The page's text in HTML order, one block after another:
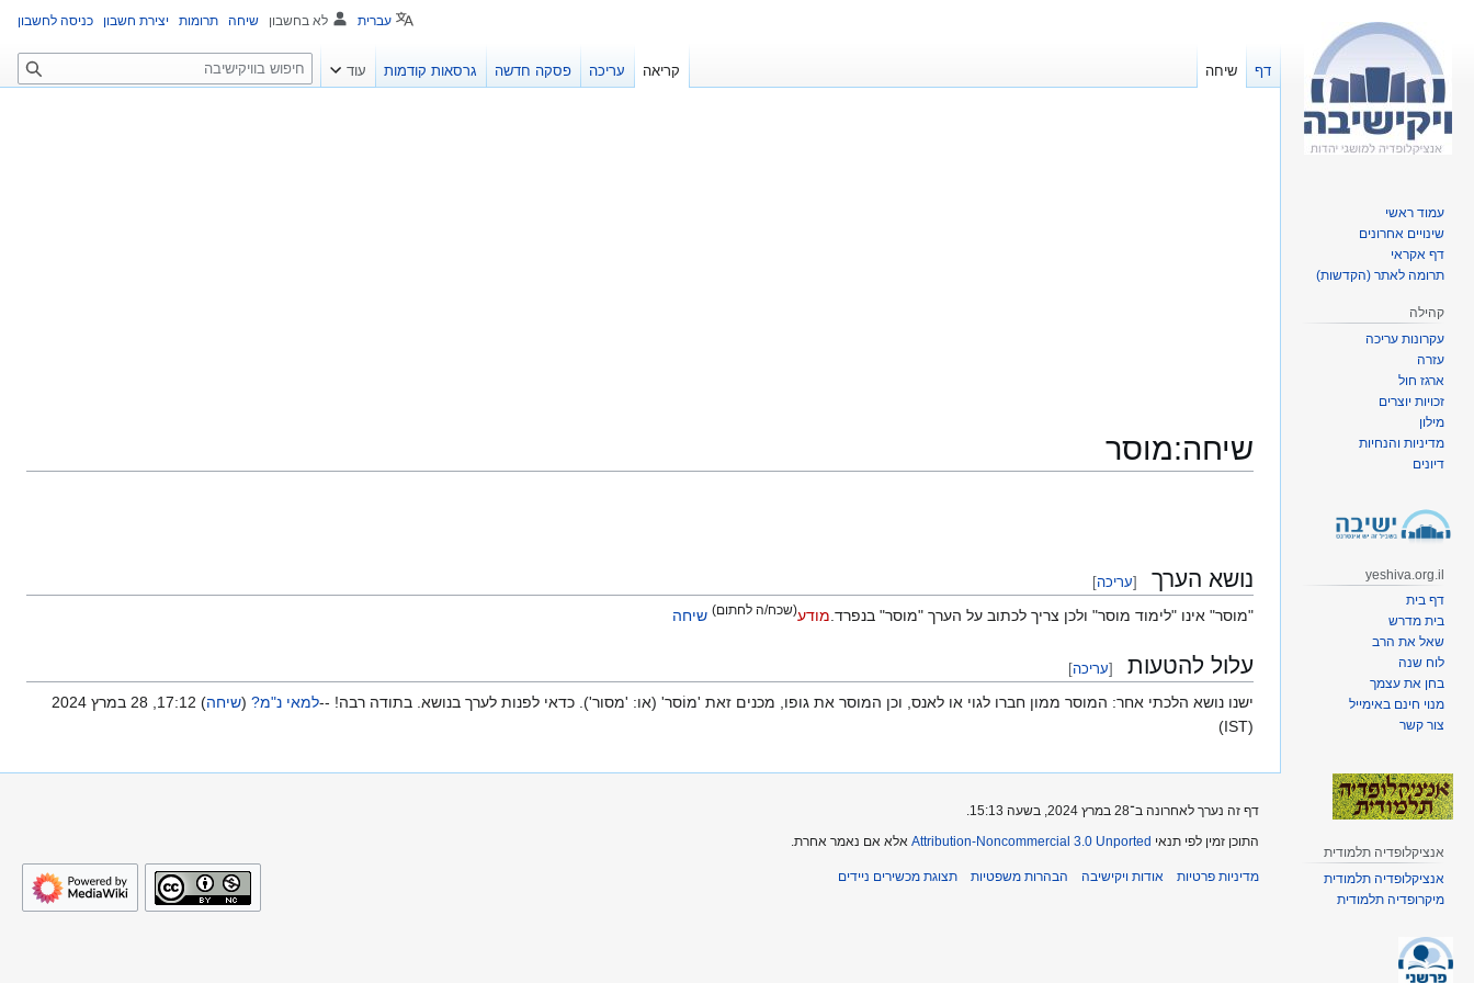
שיחה:מוסר
נושא הערך [עריכה]
"מוסר" אינו "לימוד מוסר" ולכן צריך לכתוב על הערך "מוסר" בנפרד.מודע(שכח/ה לחתום) שיחה
עלול להטעות [עריכה]
ישנו נושא הלכתי אחר: המוסר ממון חברו לגוי או לאנס, וכן המוסר את גופו, מכנים זאת 'מוֹסר' (או: 'מסור'). כדאי לפנות לערך בנושא. בתודה רבה! --למאי נ"מ? (שיחה
) 17:12, 28 במרץ 2024
(IST)
עברית לא בחשבון שיחה תרומות יצירת חשבון כניסה לחשבון
דף שיחה קריאה עריכה פסקה חדשה גרסאות קודמות עוד
ח
י
עמוד ראשי
שינויים אחרונים
דף אקראי
תרומה לאתר (הקדשות)
קהילה
עקרונות עריכה
עזרה
ארגז חול
זכויות יוצרים
מילון
מדיניות והנחיות
דיונים
yeshiva.org.il
דף בית
בית מדרש
שאל את הרב
לוח שנה
בחן את עצמך
מנוי חינם באימייל
צור קשר
אנציקלופדיה תלמודית
אנציקלופדיה תלמודית
מיקרופדיה תלמודית
דף זה נערך לאחרונה ב־28 במרץ 2024, בשעה 15:13.
התוכן זמין לפי תנאי Attribution-Noncommercial 3.0 Unported אלא אם נאמר אחרת.
מדיניות פרטיות אודות ויקישיבה הבהרות משפטיות תצוגת מכשירים ניידים